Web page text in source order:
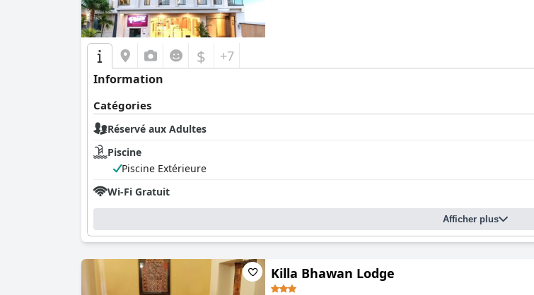
$ +7
Information
Catégories
Réservé aux Adultes
Piscine
Piscine Extérieure
Wi-Fi Gratuit
Afficher plus
Killa Bhawan Lodge